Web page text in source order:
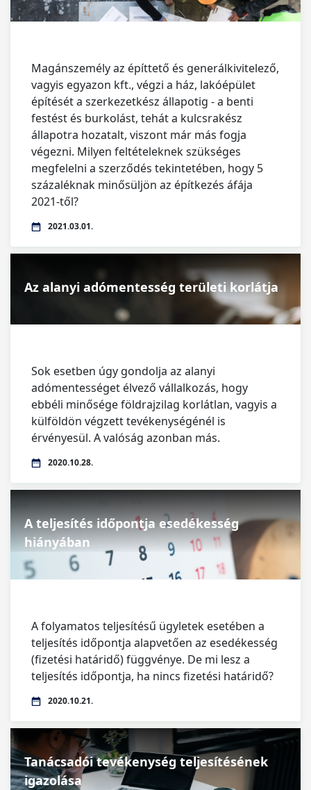
Magánszemély az építtető és generálkivitelező,
vagyis egyazon kft., végzi a ház, lakóépület
építését a szerkezetkész állapotig - a benti
festést és burkolást, tehát a kulcsrakész
állapotra hozatalt, viszont már más fogja
végezni. Milyen feltételeknek szükséges
megfelelni a szerződés tekintetében, hogy 5
százaléknak minősüljön az építkezés áfája
2021-től?
2021.03.01.
Az alanyi adómentesség területi korlátja
Sok esetben úgy gondolja az alanyi
adómentességet élvező vállalkozás, hogy
ebbéli minősége földrajzilag korlátlan, vagyis a
külföldön végzett tevékenységénél is
érvényesül. A valóság azonban más.
2020.10.28.
A teljesítés időpontja esedékesség
hiányában
A folyamatos teljesítésű ügyletek esetében a
teljesítés időpontja alapvetően az esedékesség
(fizetési határidő) függvénye. De mi lesz a
teljesítés időpontja, ha nincs fizetési határidő?
2020.10.21.
Tanácsadói tevékenység teljesítésének
igazolása